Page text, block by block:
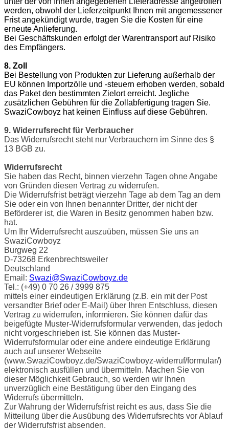
werden, obwohl der Lieferzeitpunkt Ihnen mit angemessener
Frist angekündigt wurde, tragen Sie die Kosten für eine
erneute Anlieferung.
Bei Geschäftskunden erfolgt der Warentransport auf Risiko
des Empfängers.
8. Zoll
Bei Bestellung von Produkten zur Lieferung außerhalb der
EU können Importzölle und -steuern erhoben werden, sobald
das Paket den bestimmten Zielort erreicht. Jegliche
zusätzlichen Gebühren für die Zollabfertigung tragen Sie.
SwaziCowboyz hat keinen Einfluss auf diese Gebühren.
9. Widerrufsrecht für Verbraucher
Das Widerrufsrecht steht nur Verbrauchern im Sinne des §
13 BGB zu.
Widerrufsrecht
Sie haben das Recht, binnen vierzehn Tagen ohne Angabe
von Gründen diesen Vertrag zu widerrufen.
Die Widerrufsfrist beträgt vierzehn Tage ab dem Tag an dem
Sie oder ein von Ihnen benannter Dritter, der nicht der
Beförderer ist, die Waren in Besitz genommen haben bzw.
hat.
Um Ihr Widerrufsrecht auszuüben, müssen Sie uns an
SwaziCowboyz
Burgweg 22
D-73268 Erkenbrechtsweiler
Deutschland
Email: Swazi@SwaziCowboyz.de
Tel.: (+49) 0 70 26 / 3999 875
mittels einer eindeutigen Erklärung (z.B. ein mit der Post
versandter Brief oder E-Mail) über Ihren Entschluss, diesen
Vertrag zu widerrufen, informieren. Sie können dafür das
beigefügte Muster-Widerrufsformular verwenden, das jedoch
nicht vorgeschrieben ist. Sie können das Muster-
Widerrufsformular oder eine andere eindeutige Erklärung
auch auf unserer Webseite
(www.SwaziCowboyz.de/SwaziCowboyz-widerruf/formular/)
elektronisch ausfüllen und übermitteln. Machen Sie von
dieser Möglichkeit Gebrauch, so werden wir Ihnen
unverzüglich eine Bestätigung über den Eingang des
Widerrufs übermitteln.
Zur Wahrung der Widerrufsfrist reicht es aus, dass Sie die
Mitteilung über die Ausübung des Widerrufsrechts vor Ablauf
der Widerrufsfrist absenden.